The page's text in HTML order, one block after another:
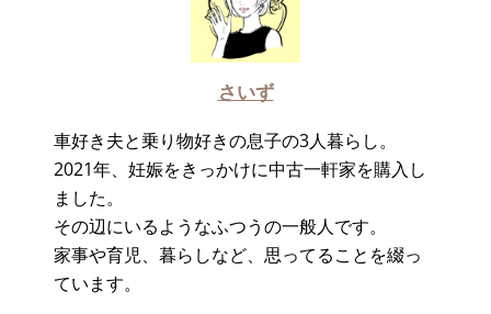
さいず
車好き夫と乗り物好きの息子の3人暮らし。
2021年、妊娠をきっかけに中古一軒家を購入し
ました。
その辺にいるようなふつうの一般人です。
家事や育児、暮らしなど、思ってることを綴っ
ています。